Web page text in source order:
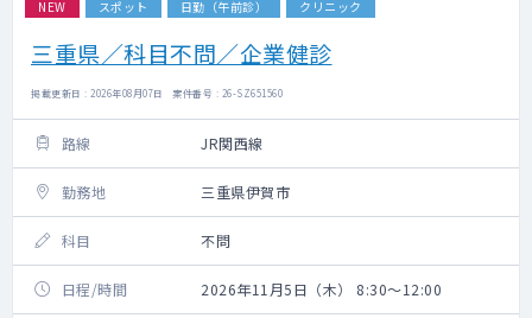
NEW スポット 日勤（午前診） クリニック
三重県／科目不問／企業健診
掲載更新日 : 2026年08月07日 案件番号 : 26-SZ651560
路線 JR関西線
勤務地 三重県伊賀市
科目 不問
日程/時間 2026年11月5日（木） 8:30～12:00